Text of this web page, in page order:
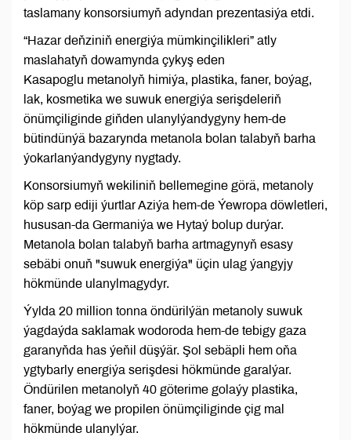
taslamany konsorsiumyň adyndan prezentasiýa etdi.
“Hazar deňziniň energiýa mümkinçilikleri” atly
maslahatyň dowamynda çykyş eden
Kasapoglu metanolyň himiýa, plastika, faner, boýag,
lak, kosmetika we suwuk energiýa serişdeleriň
önümçiliginde giňden ulanylýandygyny hem-de
bütindünýä bazarynda metanola bolan talabyň barha
ýokarlanýandygyny nygtady.
Konsorsiumyň wekiliniň bellemegine görä, metanoly
köp sarp ediji ýurtlar Aziýa hem-de Ýewropa döwletleri,
hususan-da Germaniýa we Hytaý bolup durýar.
Metanola bolan talabyň barha artmagynyň esasy
sebäbi onuň "suwuk energiýa" üçin ulag ýangyjy
hökmünde ulanylmagydyr.
Ýylda 20 million tonna öndürilýän metanoly suwuk
ýagdaýda saklamak wodoroda hem-de tebigy gaza
garanyňda has ýeňil düşýär. Şol sebäpli hem oňa
ygtybarly energiýa serişdesi hökmünde garalýar.
Öndürilen metanolyň 40 göterime golaýy plastika,
faner, boýag we propilen önümçiliginde çig mal
hökmünde ulanylýar.